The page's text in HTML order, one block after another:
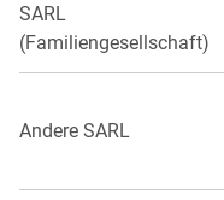
SARL
(Familiengesellschaft)
Andere SARL